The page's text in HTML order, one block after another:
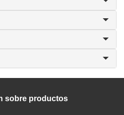
sobre productos